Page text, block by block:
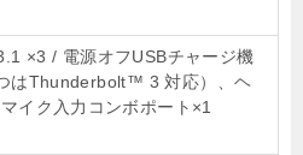
×3 / 電源オフUSBチャージ機
はThunderbolt™ 3 対応）、ヘ
イク入力コンボポート×1